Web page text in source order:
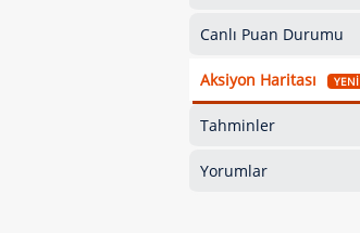
Canlı Puan Durumu
Aksiyon Haritası YENİ
Tahminler
Yorumlar